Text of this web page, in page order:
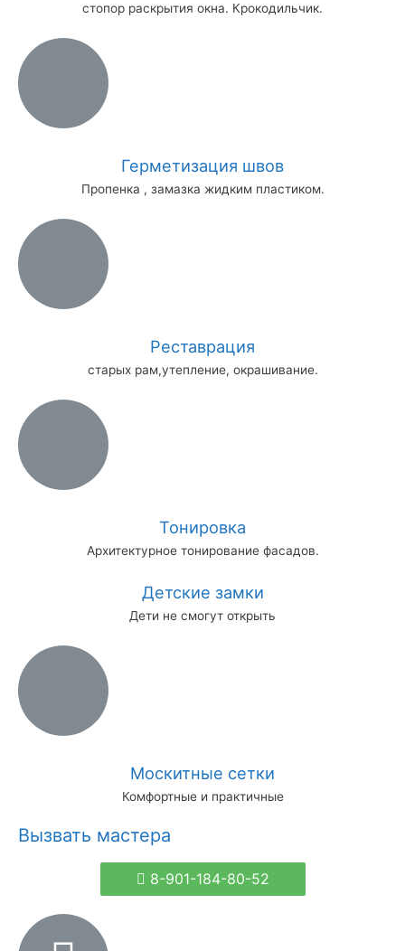
стопор раскрытия окна. Крокодильчик.
Герметизация швов
Пропенка , замазка жидким пластиком.
Реставрация
старых рам,утепление, окрашивание.
Тонировка
Архитектурное тонирование фасадов.
Детские замки
Дети не смогут открыть
Москитные сетки
Комфортные и практичные
Вызвать мастера
8-901-184-80-52